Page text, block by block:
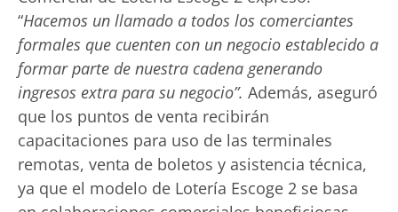
“Hacemos un llamado a todos los comerciantes
formales que cuenten con un negocio establecido a
formar parte de nuestra cadena generando
ingresos extra para su negocio”. Además, aseguró
que los puntos de venta recibirán
capacitaciones para uso de las terminales
remotas, venta de boletos y asistencia técnica,
ya que el modelo de Lotería Escoge 2 se basa